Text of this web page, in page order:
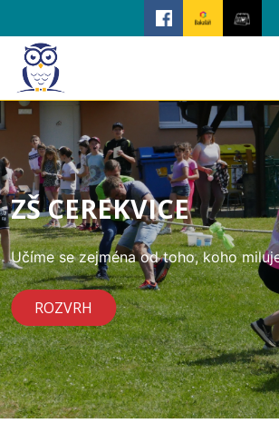
ZŠ CEREKVICE
Učíme se zejména od toho, koho
ROZVRH